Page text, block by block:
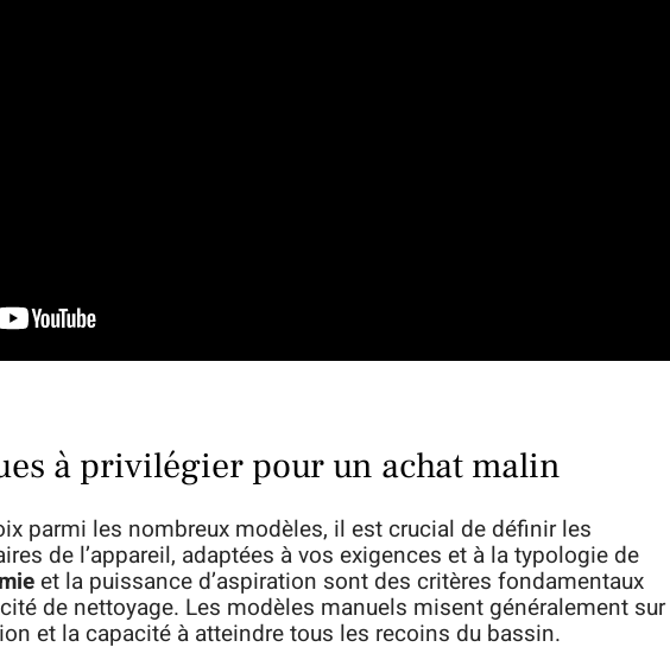
à privilégier pour un achat malin
parmi les nombreux modèles, il est crucial de définir les
de l’appareil, adaptées à vos exigences et à la typologie de
et la puissance d’aspiration sont des critères fondamentaux
de nettoyage. Les modèles manuels misent généralement sur
et la capacité à atteindre tous les recoins du bassin.